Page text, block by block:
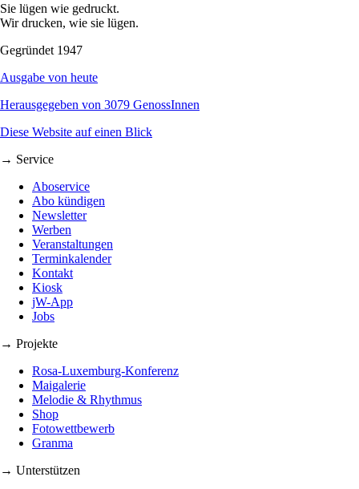
Sie lügen wie gedruckt.
Wir drucken, wie sie lügen.
Gegründet 1947
Ausgabe von heute
Herausgegeben von 3079 GenossInnen
Diese Website auf einen Blick
→ Service
Aboservice
Abo kündigen
Newsletter
Werben
Veranstaltungen
Terminkalender
Kontakt
Kiosk
jW-App
Jobs
→ Projekte
Rosa-Luxemburg-Konferenz
Maigalerie
Melodie & Rhythmus
Shop
Fotowettbewerb
Granma
→ Unterstützen